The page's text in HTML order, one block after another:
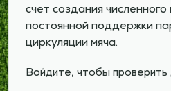
счет создания
постоянной поддержки
циркуляции мяча.
Войдите, чтобы проверить